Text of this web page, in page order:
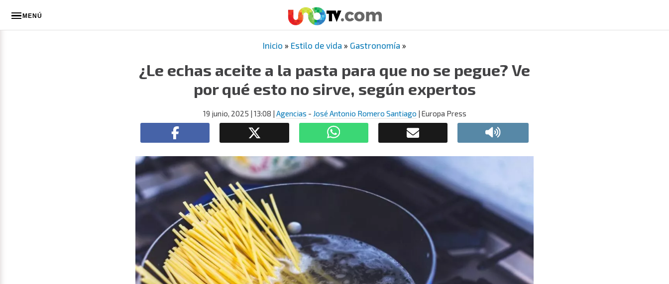
MENÚ
Inicio » Estilo de vida » Gastronomía »
¿Le echas aceite a la pasta para que no se pegue? Ve
por qué esto no sirve, según expertos
19 junio, 2025 | 13:08 | Agencias - José Antonio Romero Santiago | Europa Press